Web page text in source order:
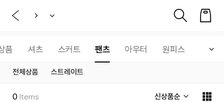
품 셔츠 스커트 팬츠 아우터 원피스 세트
전체상품 스트레이트
0 Items 신상품순